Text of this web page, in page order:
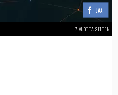
JAA
7 VUOTTA SITTEN